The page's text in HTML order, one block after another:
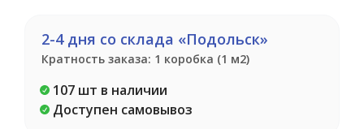
2-4 дня со склада «Подольск»
Кратность заказа: 1 коробка (1 м2)
107 шт в наличии
Доступен самовывоз